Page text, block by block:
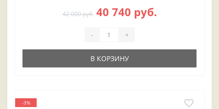
42 000 руб. 40 740 руб.
- +
В КОРЗИНУ
-3%